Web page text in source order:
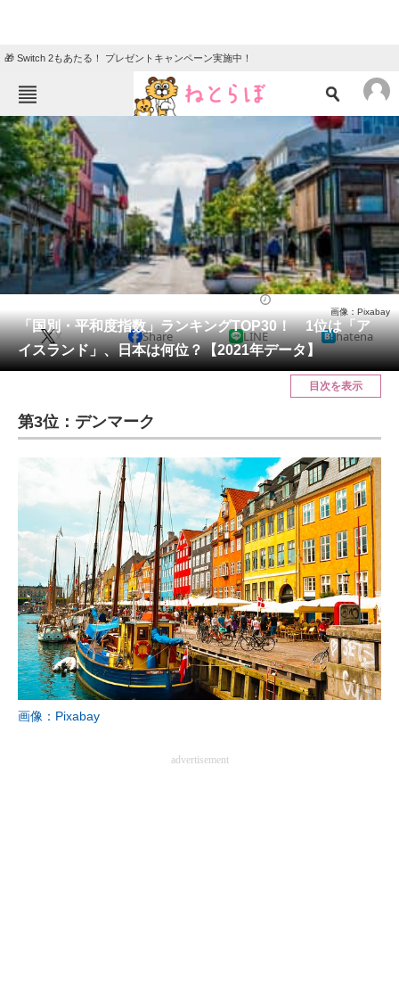
🎁 Switch 2もあたる！ プレゼントキャンペーン実施中！
ねとらぼメニュー
TOP
エンタメ クイズ
グルメ 地域
住まい 教育・育児
リサーチ
会員記事
メディア
ITの今と未来を見通す
スマホと通信の最新トレンド
進化するPCとデバイスの未来
好きが集まる 比べて選べる
ビジネスと働き方のヒント
AI活用のいまが分かる
企業ITのトレンドを詳説
「国別・平和度指数」ランキングTOP30！ 1位は「ア
イスランド」、日本は何位？【2021年データ】
画像：Pixabay
X Share LINE hatena
目次を表示
第3位：デンマーク
画像：Pixabay
advertisement